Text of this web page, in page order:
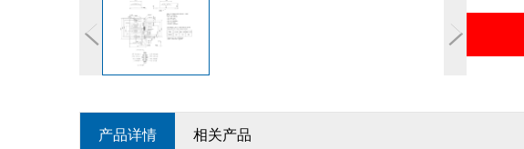
脉冲氙灯模块
产品详情 相关产品